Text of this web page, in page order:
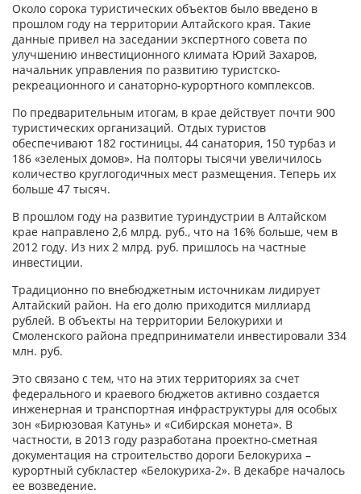
Около сорока туристических объектов было введено в
прошлом году на территории Алтайского края. Такие
данные привел на заседании экспертного совета по
улучшению инвестиционного климата Юрий Захаров,
начальник управления по развитию туристско-
рекреационного и санаторно-курортного комплексов.
По предварительным итогам, в крае действует почти 900
туристических организаций. Отдых туристов
обеспечивают 182 гостиницы, 44 санатория, 150 турбаз и
186 «зеленых домов». На полторы тысячи увеличилось
количество круглогодичных мест размещения. Теперь их
больше 47 тысяч.
В прошлом году на развитие туриндустрии в Алтайском
крае направлено 2,6 млрд. руб., что на 16% больше, чем в
2012 году. Из них 2 млрд. руб. пришлось на частные
инвестиции.
Традиционно по внебюджетным источникам лидирует
Алтайский район. На его долю приходится миллиард
рублей. В объекты на территории Белокурихи и
Смоленского района предприниматели инвестировали 334
млн. руб.
Это связано с тем, что на этих территориях за счет
федерального и краевого бюджетов активно создается
инженерная и транспортная инфраструктуры для особых
зон «Бирюзовая Катунь» и «Сибирская монета». В
частности, в 2013 году разработана проектно-сметная
документация на строительство дороги Белокуриха –
курортный субкластер «Белокуриха-2». В декабре началось
ее возведение.